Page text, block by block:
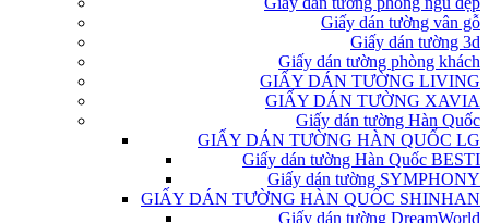
Giấy dán tường vân gỗ
Giấy dán tường 3d
Giấy dán tường phòng khách
GIẤY DÁN TƯỜNG LIVING
GIẤY DÁN TƯỜNG XAVIA
Giấy dán tường Hàn Quốc
GIẤY DÁN TƯỜNG HÀN QUỐC LG
Giấy dán tường Hàn Quốc BESTI
Giấy dán tường SYMPHONY
GIẤY DÁN TƯỜNG HÀN QUỐC SHINHAN
Giấy dán tường DreamWorld